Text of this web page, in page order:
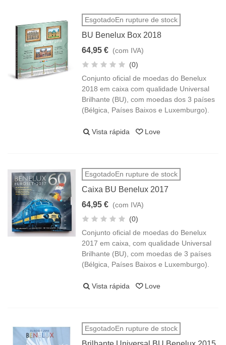
EsgotadoEn rupture de stock
BU Benelux Box 2018
64,95 € (com IVA)
(0)
Conjunto oficial de moedas do Benelux
2018 em caixa com qualidade Universal
Brilhante (BU), com moedas dos 3 países
(Bélgica, Países Baixos e Luxemburgo).
Vista rápida Love
EsgotadoEn rupture de stock
Caixa BU Benelux 2017
64,95 € (com IVA)
(0)
Conjunto oficial de moedas do Benelux
2017 em caixa, com qualidade Universal
Brilhante (BU), com moedas de 3 países
(Bélgica, Países Baixos e Luxemburgo).
Vista rápida Love
EsgotadoEn rupture de stock